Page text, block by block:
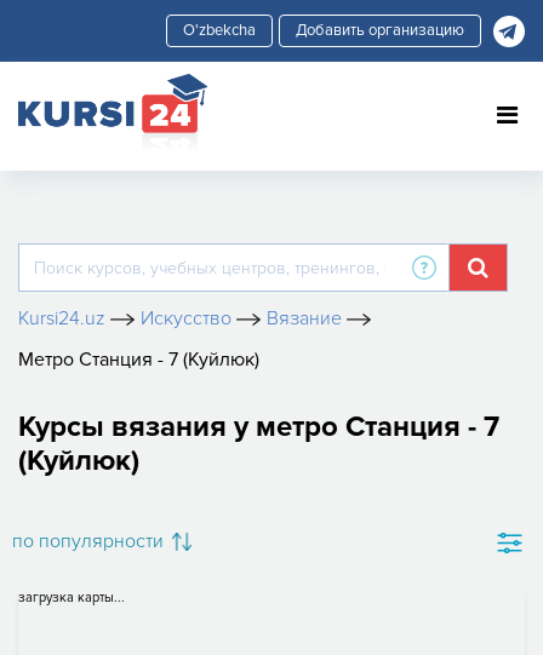
Добавить организацию
Kursi24.uz Искусство
Вязание
Метро Станция - 7 (Куйлюк)
Курсы вязания у метро Станция - 7
(Куйлюк)
по популярности
загрузка карты...